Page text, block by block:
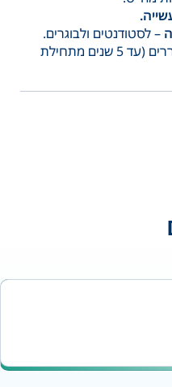
– לסטודנטים ולבוגרים.
מלגות לימודים לחיילים משוחררים (עד 5 שנים מתחילת